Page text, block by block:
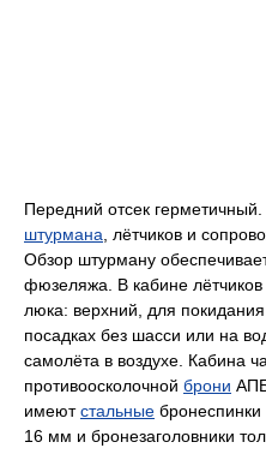
Передний отсек
штурмана , лётчиков и
Обзор штурману
фюзеляжа. В кабине
люка: верхний, для
посадках без шасси или на
самолёта в воздухе. Кабина
противоосколочной брони
имеютстальные
16 мм и бронезаголовники